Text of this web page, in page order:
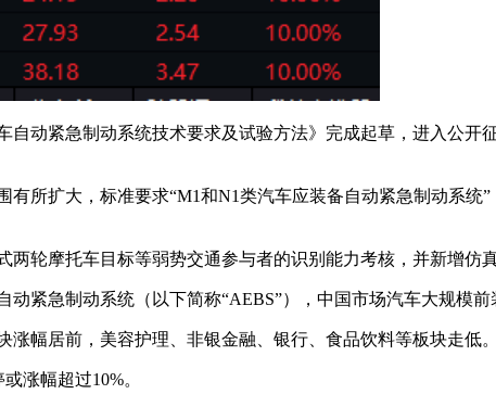
动紧急制动系统技术要求及试验方法》完成起草，进入公开
所扩大，标准要求“M1和N1类汽车应装备自动紧急制动系
轮摩托车目标等弱势交通参与者的识别能力考核，并新增仿真
紧急制动系统（以下简称“AEBS”），中国市场汽车大规模前
幅居前，美容护理、非银金融、银行、食品饮料等板块走低。
涨幅超过10%。